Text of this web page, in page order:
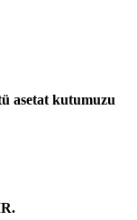
asetat kutumuzu